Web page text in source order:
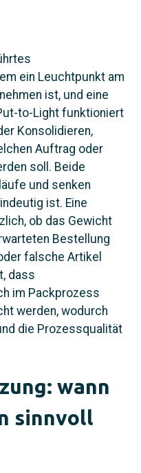
ein Leuchtpunkt am
ist, und eine
to-Light funktioniert
Konsolidieren,
Auftrag oder
soll. Beide
und senken
ist. Eine
ob das Gewicht
Bestellung
falsche Artikel
dass
im Packprozess
werden, wodurch
die Prozessqualität
wann
sinnvoll